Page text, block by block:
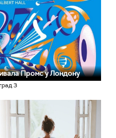
Промс у Лондону
3